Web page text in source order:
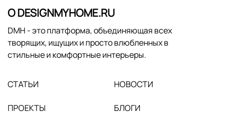
О DESIGNMYHOME.RU
DMH - это платформа, объединяющая всех
творящих, ищущих и просто влюбленных в
стильные и комфортные интерьеры.
СТАТЬИ НОВОСТИ
ПРОЕКТЫ БЛОГИ